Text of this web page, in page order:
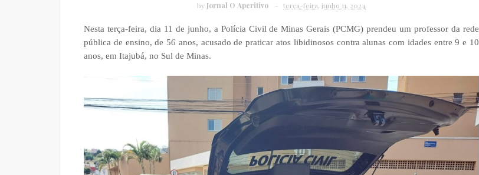
by Jornal O Aperitivo terça-feira, junho 11, 2024
Nesta terça-feira, dia 11 de junho, a Polícia Civil de Minas Gerais (PCMG) prendeu um professor da rede
pública de ensino, de 56 anos, acusado de praticar atos libidinosos contra alunas com idades entre 9 e 10
anos, em Itajubá, no Sul de Minas.